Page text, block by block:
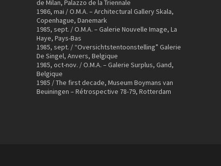
de Milan, Palazzo de la Triennale
1986, mai / O.M.A. – Architectural Gallery Skala,
Copenhague, Danemark
1985, sept. / O.M.A. – Galerie Nouvelle Image, La
Haye, Pays-Bas
1985, sept. / “Oversichtstentoonstelling” Galerie
De Singel, Anvers, Belgique
1985, oct-nov. / O.M.A. – Galerie Surplus, Gand,
Belgique
1985 / The first decade, Museum Boymans van
Beuiningen – Rétrospective 78-79, Rotterdam